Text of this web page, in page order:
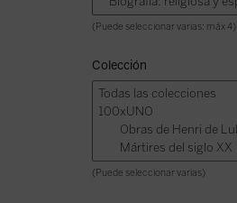
(Puede seleccionar varias: máx 4)
Colección
(Puede seleccionar varias)